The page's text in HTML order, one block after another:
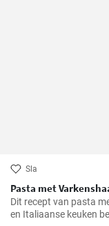
Sla
Pasta met
Dit recept van pasta
en Italiaanse keuken